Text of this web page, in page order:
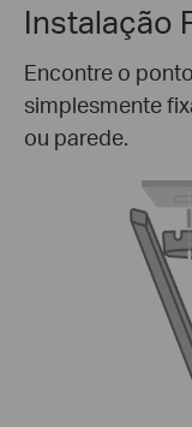
Instalação
Encontre o
simplesmente
ou parede.